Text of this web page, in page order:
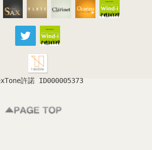
SAX The Clarinet
Ocarina
許諾 ID000005373